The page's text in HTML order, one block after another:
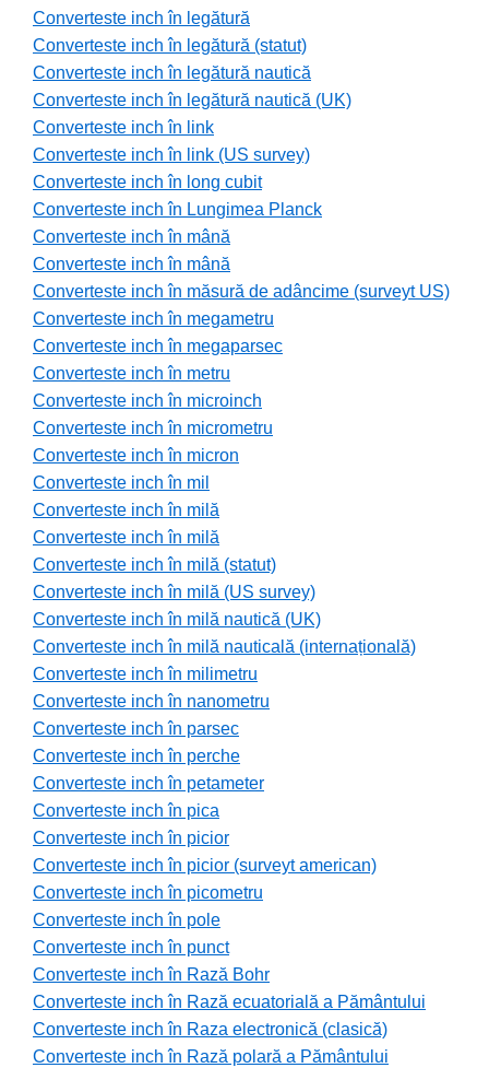
Converteste inch în legătură
Converteste inch în legătură (statut)
Converteste inch în legătură nautică
Converteste inch în legătură nautică (UK)
Converteste inch în link
Converteste inch în link (US survey)
Converteste inch în long cubit
Converteste inch în Lungimea Planck
Converteste inch în mână
Converteste inch în mână
Converteste inch în măsură de adâncime (surveyt US)
Converteste inch în megametru
Converteste inch în megaparsec
Converteste inch în metru
Converteste inch în microinch
Converteste inch în micrometru
Converteste inch în micron
Converteste inch în mil
Converteste inch în milă
Converteste inch în milă
Converteste inch în milă (statut)
Converteste inch în milă (US survey)
Converteste inch în milă nautică (UK)
Converteste inch în milă nauticală (internațională)
Converteste inch în milimetru
Converteste inch în nanometru
Converteste inch în parsec
Converteste inch în perche
Converteste inch în petameter
Converteste inch în pica
Converteste inch în picior
Converteste inch în picior (surveyt american)
Converteste inch în picometru
Converteste inch în pole
Converteste inch în punct
Converteste inch în Rază Bohr
Converteste inch în Rază ecuatorială a Pământului
Converteste inch în Raza electronică (clasică)
Converteste inch în Rază polară a Pământului